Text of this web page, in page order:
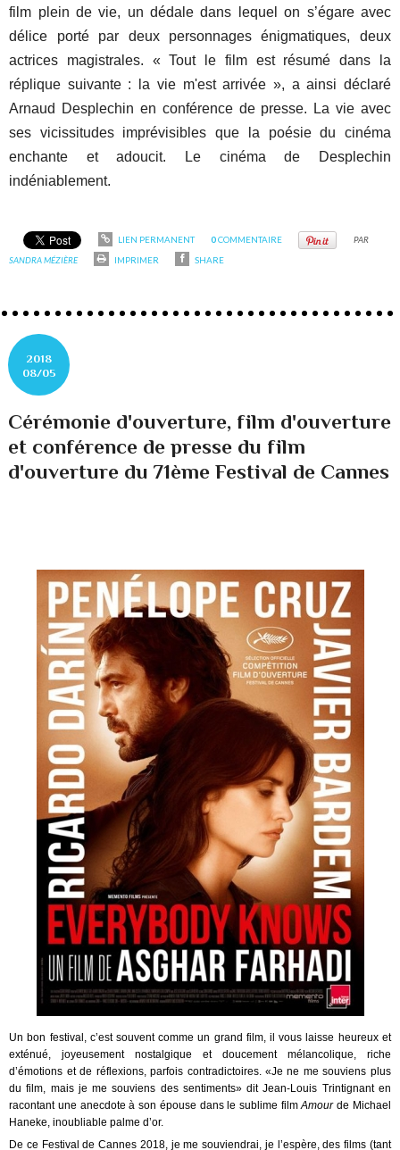
film plein de vie, un dédale dans lequel on s’égare avec
délice porté par deux personnages énigmatiques, deux
actrices magistrales. « Tout le film est résumé dans la
réplique suivante : la vie m'est arrivée », a ainsi déclaré
Arnaud Desplechin en conférence de presse. La vie avec
ses vicissitudes imprévisibles que la poésie du cinéma
enchante et adoucit. Le cinéma de Desplechin
indéniablement.
LIEN PERMANENT 0COMMENTAIRE
PAR
SANDRA MÉZIÈRE
IMPRIMER SHARE
2018
08/05
Cérémonie d'ouverture, film d'ouverture
et conférence de presse du film
d'ouverture du 71ème Festival de Cannes
Un bon festival, c’est souvent comme un grand film, il vous laisse heureux et
exténué, joyeusement nostalgique et doucement mélancolique, riche
d’émotions et de réflexions, parfois contradictoires. «Je ne me souviens plus
du film, mais je me souviens des sentiments» dit Jean-Louis Trintignant en
racontant une anecdote à son épouse dans le sublime filmAmourde Michael
Haneke, inoubliable palme d’or.
De ce Festival de Cannes 2018, je me souviendrai, je l’espère, des films (tant